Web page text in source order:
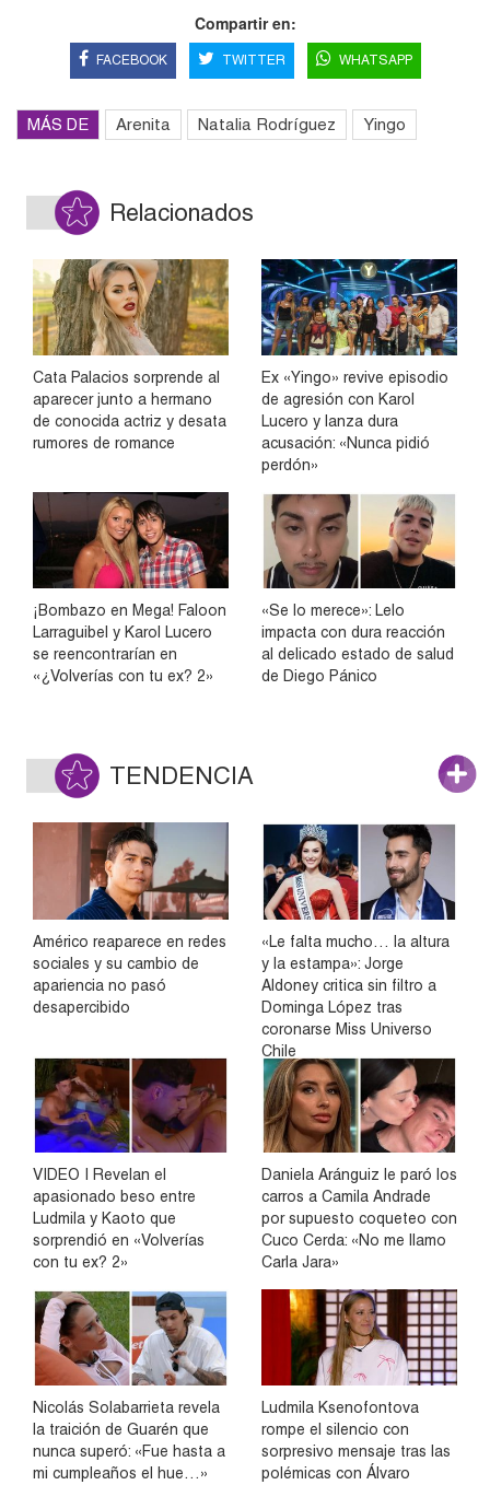
Compartir en:
FACEBOOK TWITTER WHATSAPP
MÁS DE Arenita Natalia Rodríguez Yingo
Relacionados
Cata Palacios sorprende al
aparecer junto a hermano
de conocida actriz y desata
rumores de romance
Ex «Yingo» revive episodio
de agresión con Karol
Lucero y lanza dura
acusación: «Nunca pidió
perdón»
¡Bombazo en Mega! Faloon
Larraguibel y Karol Lucero
se reencontrarían en
«¿Volverías con tu ex? 2»
«Se lo merece»: Lelo
impacta con dura reacción
al delicado estado de salud
de Diego Pánico
TENDENCIA
Américo reaparece en redes
sociales y su cambio de
apariencia no pasó
desapercibido
«Le falta mucho… la altura
y la estampa»: Jorge
Aldoney critica sin filtro a
Dominga López tras
coronarse Miss Universo
Chile
VIDEO | Revelan el
apasionado beso entre
Ludmila y Kaoto que
sorprendió en «Volverías
con tu ex? 2»
Daniela Aránguiz le paró los
carros a Camila Andrade
por supuesto coqueteo con
Cuco Cerda: «No me llamo
Carla Jara»
Nicolás Solabarrieta revela
la traición de Guarén que
nunca superó: «Fue hasta a
mi cumpleaños el hue…»
Ludmila Ksenofontova
rompe el silencio con
sorpresivo mensaje tras las
polémicas con Álvaro